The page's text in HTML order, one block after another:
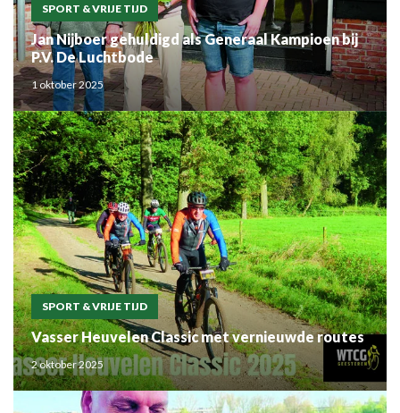
SPORT & VRIJE TIJD
Jan Nijboer gehuldigd als Generaal Kampioen bij
P.V. De Luchtbode
1 oktober 2025
SPORT & VRIJE TIJD
Vasser Heuvelen Classic met vernieuwde routes
2 oktober 2025